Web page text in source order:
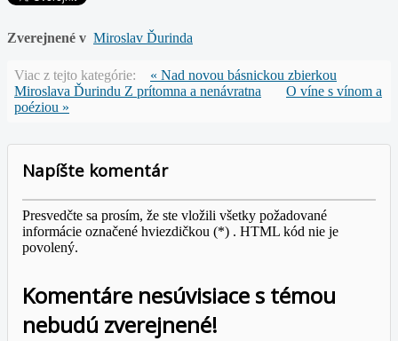
Zverejnené v Miroslav Ďurinda
Viac z tejto kategórie:
« Nad novou básnickou zbierkou
Miroslava Ďurindu Z prítomna a nenávratna
O víne s vínom a
poéziou »
Napíšte komentár
Presvedčte sa prosím, že ste vložili všetky požadované
informácie označené hviezdičkou (*) . HTML kód nie je
povolený.
Komentáre nesúvisiace s témou
nebudú zverejnené!